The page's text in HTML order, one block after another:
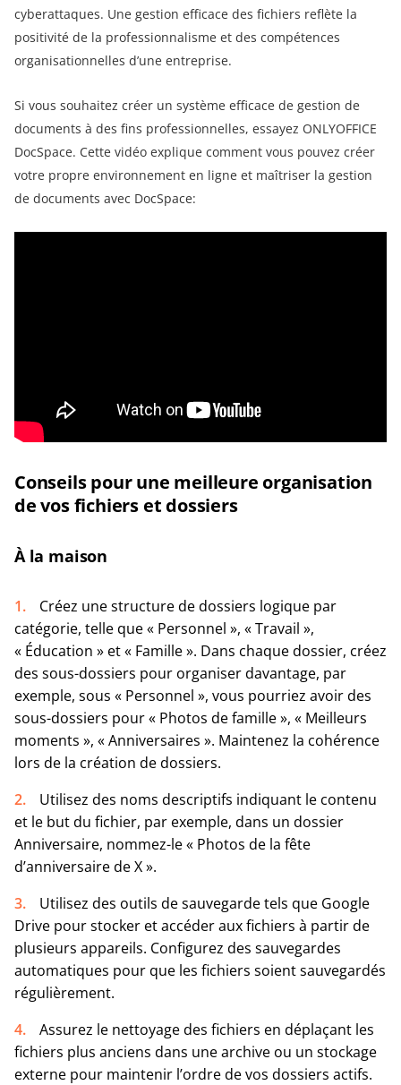
cyberattaques. Une gestion efficace des fichiers reflète la
positivité de la professionnalisme et des compétences
organisationnelles d’une entreprise.
Si vous souhaitez créer un système efficace de gestion de
documents à des fins professionnelles, essayez ONLYOFFICE
DocSpace. Cette vidéo explique comment vous pouvez créer
votre propre environnement en ligne et maîtriser la gestion
de documents avec DocSpace:
Conseils pour une meilleure organisation
de vos fichiers et dossiers
À la maison
Créez une structure de dossiers logique par
catégorie, telle que « Personnel », « Travail »,
« Éducation » et « Famille ». Dans chaque dossier, créez
des sous-dossiers pour organiser davantage, par
exemple, sous « Personnel », vous pourriez avoir des
sous-dossiers pour « Photos de famille », « Meilleurs
moments », « Anniversaires ». Maintenez la cohérence
lors de la création de dossiers.
Utilisez des noms descriptifs indiquant le contenu
et le but du fichier, par exemple, dans un dossier
Anniversaire, nommez-le « Photos de la fête
d’anniversaire de X ».
Utilisez des outils de sauvegarde tels que Google
Drive pour stocker et accéder aux fichiers à partir de
plusieurs appareils. Configurez des sauvegardes
automatiques pour que les fichiers soient sauvegardés
régulièrement.
Assurez le nettoyage des fichiers en déplaçant les
fichiers plus anciens dans une archive ou un stockage
externe pour maintenir l’ordre de vos dossiers actifs.